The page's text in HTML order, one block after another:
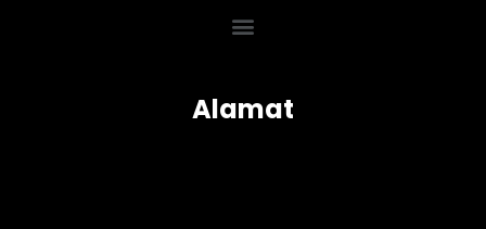
Menu
Alamat